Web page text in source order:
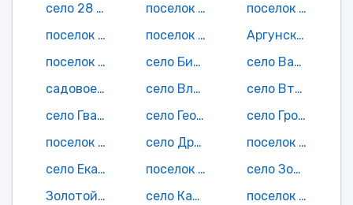
село 28 км поселок 34 км
поселок 43 км
поселок 52 км
поселок 53 км
Аргунское село
поселок База Дрофа
село Бичевая
село Васильевка
садовое неком-е товарищество Ветеран
село Владимировка
село Второй Сплавной Участок
село Гвасюги
село Георгиевка
село Гродеково
поселок Долми
село Дрофа
поселок Дурмин
село Екатеринославка
поселок Змейка
село Зоевка
Золотой поселок
село Каменец-Подольск
поселок Катэн